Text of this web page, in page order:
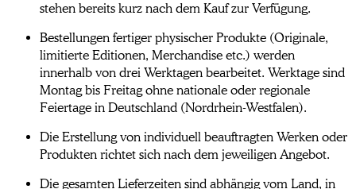
stehen bereits kurz nach dem Kauf zur Verfügung.
Bestellungen fertiger physischer Produkte (Originale,
limitierte Editionen, Merchandise etc.) werden
innerhalb von drei Werktagen bearbeitet. Werktage sind
Montag bis Freitag ohne nationale oder regionale
Feiertage in Deutschland (Nordrhein-Westfalen).
Die Erstellung von individuell beauftragten Werken oder
Produkten richtet sich nach dem jeweiligen Angebot.
Die gesamten Lieferzeiten sind abhängig vom Land, in